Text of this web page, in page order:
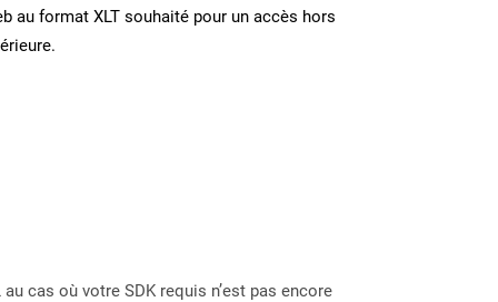
au format XLT souhaité pour un accès hors
cas où votre SDK requis n’est pas encore